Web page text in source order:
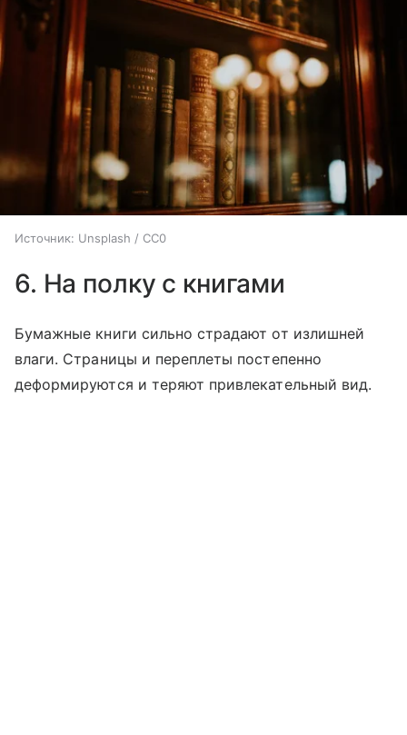
Источник: Unsplash / CC0
6. На полку с книгами
Бумажные книги сильно страдают от излишней
влаги. Страницы и переплеты постепенно
деформируются и теряют привлекательный вид.